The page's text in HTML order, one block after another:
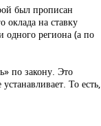
был прописан
оклада на ставку
одного региона (а по
по закону. Это
То есть,